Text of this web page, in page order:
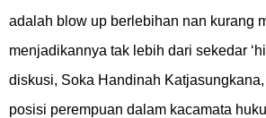
adalah blow up berlebihan nan kurang
menjadikannya tak lebih dari sekedar
diskusi, Soka Handinah
posisi perempuan dalam kacamata